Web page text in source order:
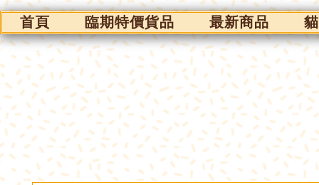
首頁 臨期特價貨品 最新商品